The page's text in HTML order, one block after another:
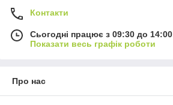
Контакти
Сьогодні працює з 09:30 до 14:00
Показати весь графік роботи
Про нас